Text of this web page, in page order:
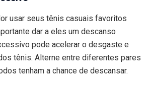
usar seus tênis casuais favoritos
dar a eles um descanso
pode acelerar o desgaste e
tênis. Alterne entre diferentes pares
tenham a chance de descansar.